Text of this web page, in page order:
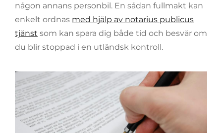
någon annans personbil. En sådan fullmakt kan
enkelt ordnas med hjälp av notarius publicus
tjänst som kan spara dig både tid och besvär om
du blir stoppad i en utländsk kontroll.